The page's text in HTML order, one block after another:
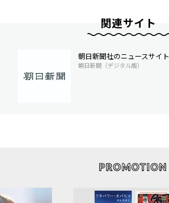
関連サイト
朝日新聞社のニュースサイト
朝日新聞（デジタル版）